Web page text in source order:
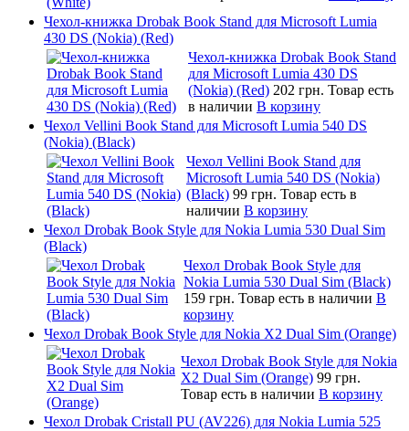
Чехол-книжка Drobak Book Stand для Microsoft Lumia
430 DS (Nokia) (Red)
Чехол-книжка Drobak Book Stand
для Microsoft Lumia 430 DS
(Nokia) (Red) 202 грн. Товар есть
в наличии В корзину
Чехол Vellini Book Stand для Microsoft Lumia 540 DS
(Nokia) (Black)
Чехол Vellini Book Stand для
Microsoft Lumia 540 DS (Nokia)
(Black) 99 грн. Товар есть в
наличии В корзину
Чехол Drobak Book Style для Nokia Lumia 530 Dual Sim
(Black)
Чехол Drobak Book Style для
Nokia Lumia 530 Dual Sim (Black)
159 грн. Товар есть в наличии В
корзину
Чехол Drobak Book Style для Nokia X2 Dual Sim (Orange)
Чехол Drobak Book Style для Nokia
X2 Dual Sim (Orange) 99 грн.
Товар есть в наличии В корзину
Чехол Drobak Cristall PU (AV226) для Nokia Lumia 525